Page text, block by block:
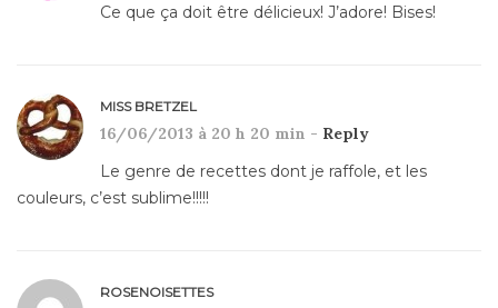
Ce que ça doit être délicieux! J’adore! Bises!
MISS BRETZEL
16/06/2013 à 20 h 20 min - Reply
Le genre de recettes dont je raffole, et les
couleurs, c’est sublime!!!!!
ROSENOISETTES